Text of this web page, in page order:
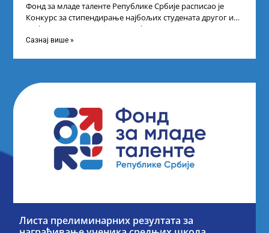
Фонд за младе таленте Републике Србије расписао је
Конкурс за стипендирање најбољих студената другог и
трећег степена студија на водећим
Сазнај више »
Листа прелиминарних резултата за